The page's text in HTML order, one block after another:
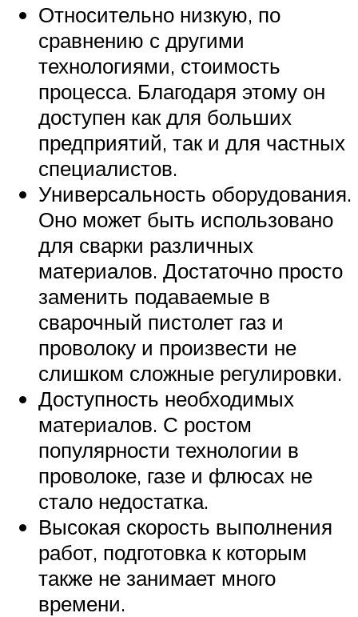
Относительно низкую, по
сравнению с другими
технологиями, стоимость
процесса. Благодаря этому он
доступен как для больших
предприятий, так и для частных
специалистов.
Универсальность оборудования.
Оно может быть использовано
для сварки различных
материалов. Достаточно просто
заменить подаваемые в
сварочный пистолет газ и
проволоку и произвести не
слишком сложные регулировки.
Доступность необходимых
материалов. С ростом
популярности технологии в
проволоке, газе и флюсах не
стало недостатка.
Высокая скорость выполнения
работ, подготовка к которым
также не занимает много
времени.